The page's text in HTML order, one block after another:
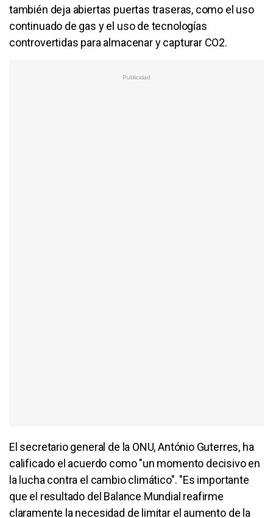
también deja abiertas puertas traseras, como el uso
continuado de gas y el uso de tecnologías
controvertidas para almacenar y capturar CO2.
El secretario general de la ONU, António Guterres, ha
calificado el acuerdo como "un momento decisivo en
la lucha contra el cambio climático". "Es importante
que el resultado del Balance Mundial reafirme
claramente la necesidad de limitar el aumento de la